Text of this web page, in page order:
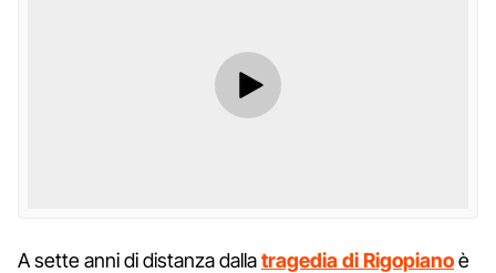
A sette anni di distanza dallatragediadi Rigopianoè